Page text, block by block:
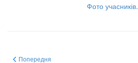
Фото учасників.
Попередня стаття: Інформаційний лист №2
Попередня